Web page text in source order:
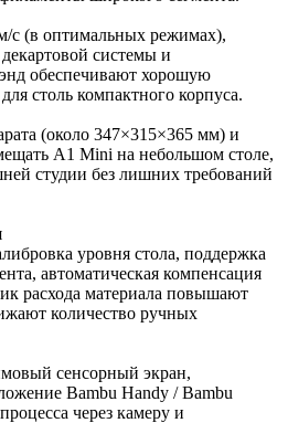
с (в оптимальных режимах),
системы и
обеспечивают хорошую
столь компактного корпуса.
(около 347×315×365 мм) и
A1 Mini на небольшом столе,
студии без лишних требований
уровня стола, поддержка
автоматическая компенсация
расхода материала повышают
количество ручных
сенсорный экран,
Bambu Handy / Bambu
через камеру и